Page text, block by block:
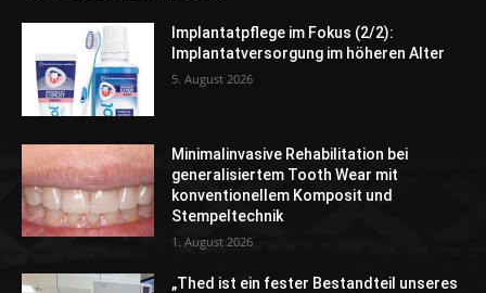
Implantatpflege im Fokus (2/2):
Implantatversorgung im höheren Alter
5. August 2026
Minimalinvasive Rehabilitation bei
generalisiertem Tooth Wear mit
konventionellem Komposit und
Stempeltechnik
1. August 2026
„Thed ist ein fester Bestandteil unseres